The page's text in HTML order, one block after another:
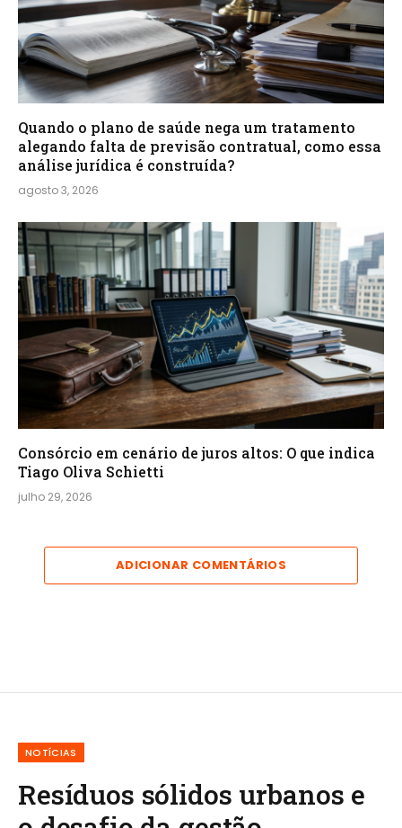
Quando o plano de saúde nega um tratamento
alegando falta de previsão contratual, como essa
análise jurídica é construída?
agosto 3, 2026
Consórcio em cenário de juros altos: O que indica
Tiago Oliva Schietti
julho 29, 2026
ADICIONAR COMENTÁRIOS
NOTÍCIAS
Resíduos sólidos urbanos e